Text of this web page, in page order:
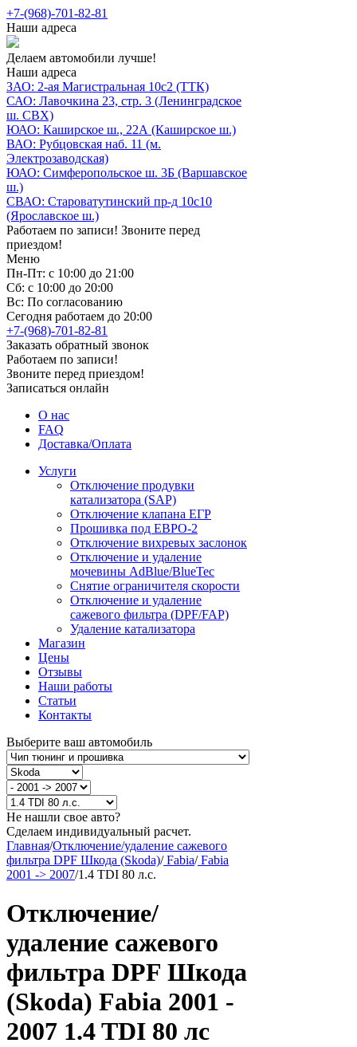
+7-(968)-701-82-81
Наши адреса
Делаем автомобили лучше!
Наши адреса
ЗАО: 2-ая Магистральная 10с2 (ТТК)
САО: Лавочкина 23, стр. 3 (Ленинградское
ш. СВХ)
ЮАО: Каширское ш., 22А (Каширское ш.)
ВАО: Рубцовская наб. 11 (м.
Электрозаводская)
ЮАО: Симферопольское ш. 3Б (Варшавское
ш.)
СВАО: Староватутинский пр-д 10с10
(Ярославское ш.)
Работаем по записи! Звоните перед
приездом!
Меню
Пн-Пт: с 10:00 до 21:00
Сб: с 10:00 до 20:00
Вс: По согласованию
Сегодня работаем до 20:00
+7-(968)-701-82-81
Заказать обратный звонок
Работаем по записи!
Звоните перед приездом!
Записаться онлайн
О нас
FAQ
Доставка/Оплата
Услуги
Отключение продувки
катализатора (SAP)
Отключение клапана ЕГР
Прошивка под ЕВРО-2
Отключение вихревых заслонок
Отключение и удаление
мочевины AdBlue/BlueTec
Снятие ограничителя скорости
Отключение и удаление
сажевого фильтра (DPF/FAP)
Удаление катализатора
Магазин
Цены
Отзывы
Наши работы
Статьи
Контакты
Выберите ваш автомобиль
Не нашли свое авто?
Сделаем индивидуальный расчет.
Главная/Отключение/удаление сажевого
фильтра DPF Шкода (Skoda)/Fabia/Fabia
2001 -> 2007/1.4 TDI 80 л.с.
Отключение/
удаление сажевого
фильтра DPF Шкода
(Skoda) Fabia 2001 -
2007 1.4 TDI 80 лс